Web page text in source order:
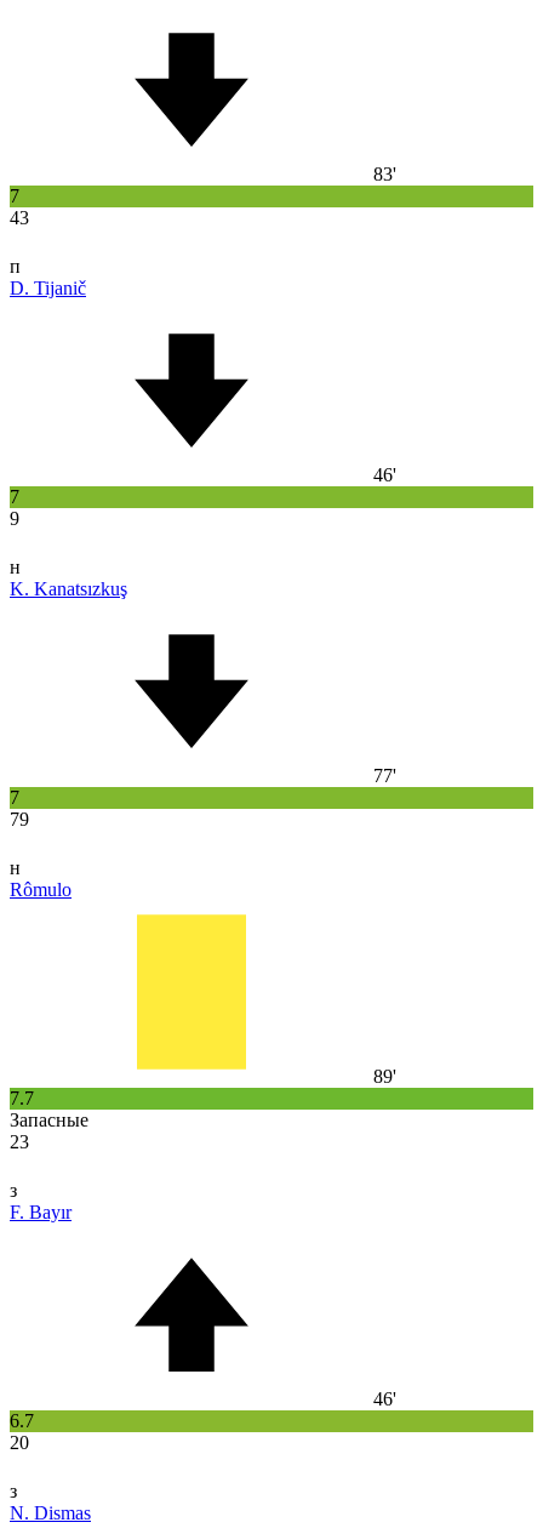
83'
7
43
п
D. Tijanič
46'
7
9
н
K. Kanatsızkuş
77'
7
79
н
Rômulo
89'
7.7
Запасные
23
з
F. Bayır
46'
6.7
20
з
N. Dismas